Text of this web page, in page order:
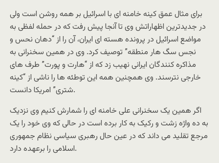
برای مثال عمق کینه خامنه ای با اسرائیل بر همه روشن است ولی
در جدیدترین اظهاراتش وی تا آنجا پیش رفت که در حمله لفظی به
مواضع اسرائیل در پرونده هسته ای ایران، آن را از “دهان نحس و
نجس سگ هار منطقه” توصیف کرد. وی در همین سخنرانی به
مذاکره کنندگان ایرانی نهیب زد که از “هارت و پورت” طرف های
خارجی نترسند. وی همچنین همه این توطئه ها را ناشی از “کینه
شتری” امریکا دانست.
اگر همین یک سخنرانی علی خامنه ای را شمارش کنیم وی نزدیک
به ده واژه زشت و رکیک به کار برده است در حالی که وی خود را یک
مرجع تقلید می داند که در عین حال رهبری سیاسی نظام جمهوری
اسلامی را برعهده دارد.